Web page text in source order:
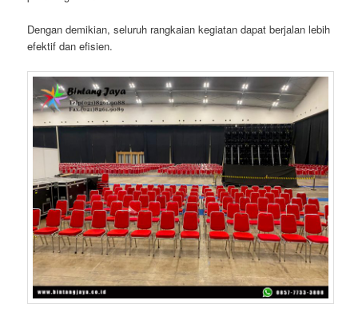
Dengan demikian, seluruh rangkaian kegiatan dapat berjalan lebih
efektif dan efisien.